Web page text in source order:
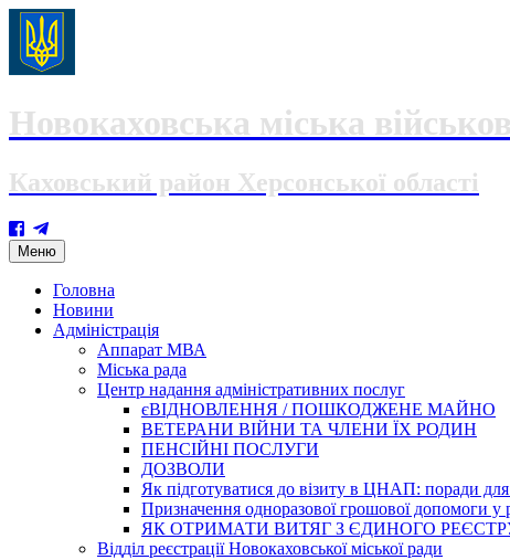
Новокаховська міська
Каховський район Херсонської області
Меню Skip
to
content
Головна
Новини
Адміністрація
Аппарат МВА
Міська рада
Центр надання адміністративних послуг
єВІДНОВЛЕННЯ / ПОШКОДЖЕНЕ МАЙНО
ВЕТЕРАНИ ВІЙНИ ТА ЧЛЕНИ ЇХ РОДИН
ПЕНСІЙНІ ПОСЛУГИ
ДОЗВОЛИ
Як підготуватися до візиту в ЦНАП: поради для
Призначення одноразової грошової допомоги у
ЯК ОТРИМАТИ ВИТЯГ З ЄДИНОГО
Відділ реєстрації Новокаховської міської ради